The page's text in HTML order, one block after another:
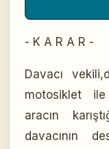
- K A R A R -
Davacı
motosiklet
aracın
davacının